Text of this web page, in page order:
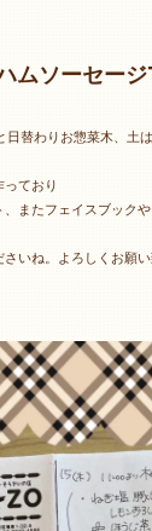
ムソーセー
日替わりお惣菜木、土
ており
またフェイスブック
いね。よろしくお願い